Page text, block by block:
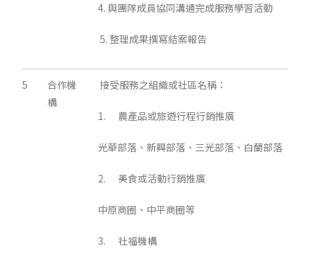
4. 與團隊成員協同溝通完成服務學習活動
5. 整理成果撰寫結案報告
5
合作機
構
接受服務之組織或社區名稱：
1. 農產品或旅遊行程行銷推廣
光華部落、新興部落、三光部落、白蘭部落
2. 美食或活動行銷推廣
中原商圈、中平商圈等
3. 社福機構